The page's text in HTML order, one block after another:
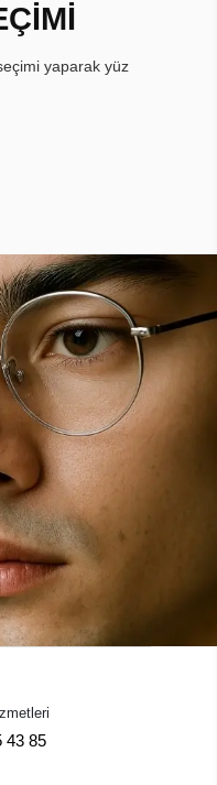
yaparak yüz
43 85